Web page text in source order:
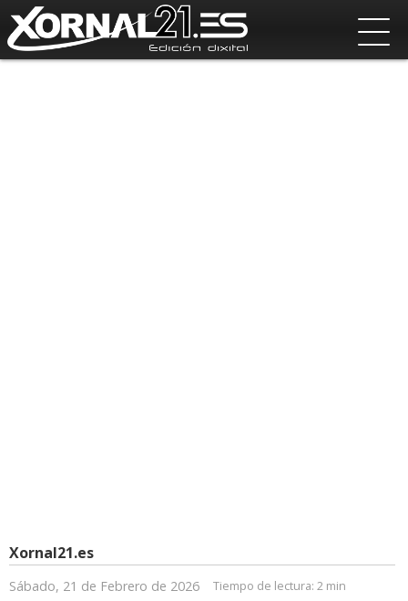
Xornal21.es
Sábado, 21 de Febrero de 2026 Tiempo de lectura: 2 min